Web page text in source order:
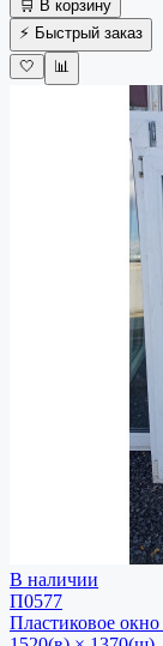
🛒 В корзину
⚡ Быстрый заказ
🤍
📊
В наличии
П0577
Пластиковое окно